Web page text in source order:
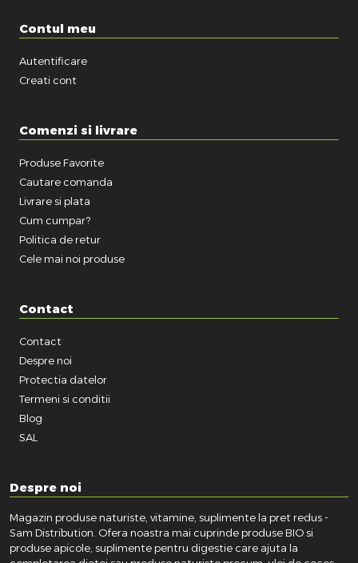
Contul meu
Autentificare
Creati cont
Comenzi si livrare
Produse Favorite
Cautare comanda
Livrare si plata
Cum cumpar?
Politica de retur
Cele mai noi produse
Contact
Contact
Despre noi
Protectia datelor
Termeni si conditii
Blog
SAL
Despre noi
Magazin produse naturiste, vitamine, suplimente la pret redus -
Sam Distribution. Ofera noastra mai cuprinde produse BIO si
produse apicole, suplimente pentru digestie care ajuta la